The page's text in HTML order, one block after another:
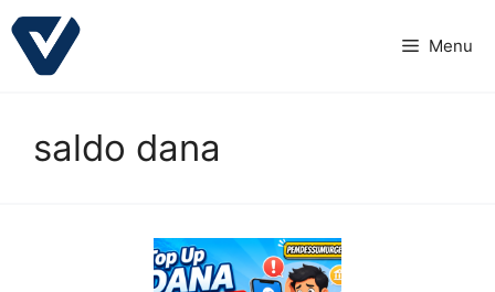
Langsung
ke
Menu
saldo dana